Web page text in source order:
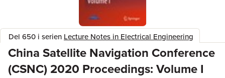
Del 650 i serien Lecture Notes in Electrical Engineering
China Satellite Navigation Conference
(CSNC) 2020 Proceedings: Volume I